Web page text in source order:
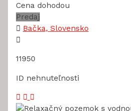
Cena dohodou
Predaj
Bačka, Slovensko
11950
ID nehnuteľnosti